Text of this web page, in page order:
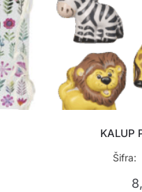
KALUP
Šifra: